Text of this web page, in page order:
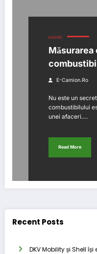
ENEWS
Măsurarea
E-Camion.ro
Nu este un
combustibilului
unei afaceri.…
Read More
Recent Posts
DKV Mobility și Shell